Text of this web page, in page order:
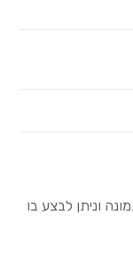
וניתן לבצע בו